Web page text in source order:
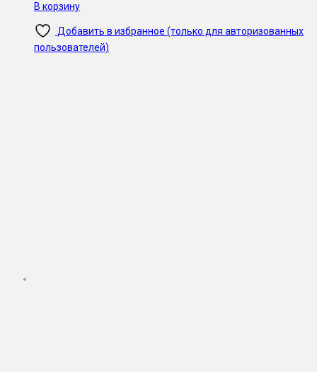
В корзину
Добавить в избранное (только для авторизованных
пользователей)